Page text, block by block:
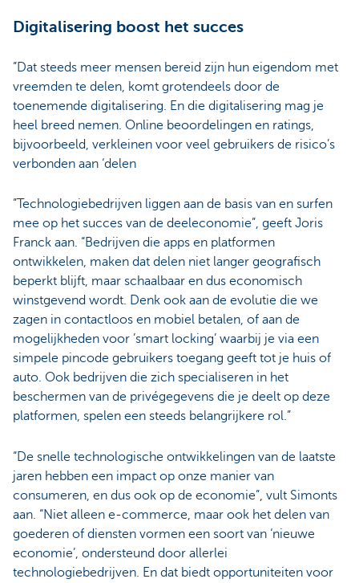
Digitalisering boost het succes
”Dat steeds meer mensen bereid zijn hun eigendom met
vreemden te delen, komt grotendeels door de
toenemende digitalisering. En die digitalisering mag je
heel breed nemen. Online beoordelingen en ratings,
bijvoorbeeld, verkleinen voor veel gebruikers de risico’s
verbonden aan ‘delen
”Technologiebedrijven liggen aan de basis van en surfen
mee op het succes van de deeleconomie”, geeft Joris
Franck aan. “Bedrijven die apps en platformen
ontwikkelen, maken dat delen niet langer geografisch
beperkt blijft, maar schaalbaar en dus economisch
winstgevend wordt. Denk ook aan de evolutie die we
zagen in contactloos en mobiel betalen, of aan de
mogelijkheden voor ’smart locking’ waarbij je via een
simpele pincode gebruikers toegang geeft tot je huis of
auto. Ook bedrijven die zich specialiseren in het
beschermen van de privégegevens die je deelt op deze
platformen, spelen een steeds belangrijkere rol.”
“De snelle technologische ontwikkelingen van de laatste
jaren hebben een impact op onze manier van
consumeren, en dus ook op de economie”, vult Simonts
aan. “Niet alleen e-commerce, maar ook het delen van
goederen of diensten vormen een soort van ‘nieuwe
economie’, ondersteund door allerlei
technologiebedrijven. En dat biedt opportuniteiten voor